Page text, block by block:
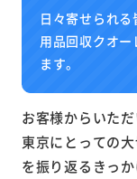
日々寄せられ
用品回収クオ
ます。
お客様からいた
東京にとっての
を振り返るきっ